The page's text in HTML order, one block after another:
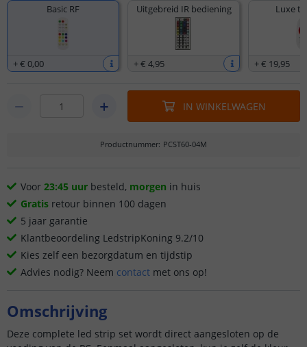
Basic RF
+€ 0,00
Uitgebreid IR bediening
+€ 4,95
Luxe
+€ 19,95
IN WINKELWAGEN
Productnummer: PCST60-04M
Voor 23:45 uur besteld, morgen in huis
Gratis retour binnen 100 dagen
5 jaar garantie
Klantbeoordeling LedstripKoning 9.2/10
Kies zelf een bezorgdatum en tijdstip
Advies nodig? Neem contact met ons op!
Omschrijving
Deze complete led strip set wordt direct aangesloten op de